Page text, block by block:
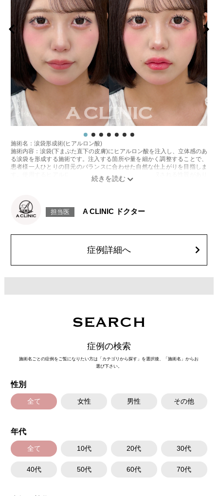
施術名：涙袋形成術(ヒアルロン酸)
施術内容：涙袋(下まぶた直下の皮膚)にヒアルロン酸を注入し、立体感のあ
る涙袋を形成する施術です。注入する箇所や量を細かく調整することで、
患者様一人ひとりの目元のバランスに合わせた自然な仕上がりを目指しま
す。使用するヒアルロン酸は、時間とともに体内に吸収される性質があり
ます。持続期間は製剤の種類や体質、代謝などにより個人差があります。
とがございます。また、稀にアレルギー、細菌感染症、血管閉塞などが生
じることがございます。注入箇所を強く刺激するようなマッサージは1〜2
レスチレン 76,800円(税込)
レスチレンリフト※横浜院限定 98,800円(税込)
ジュビダームビスタ ボルベラ XC 131,800円(税込)
オプション：表面麻酔 3,300円(税込) 笑気麻酔 3,300円(税込)
生じることがありますが、通常は一時的なもので数日〜1週間程度で軽快し
染、血管閉塞といった重篤な合併症が生じる可能性もあります。施術後1〜
2週間は、注入部位を強く押したりマッサージしたりすることはお控えくだ
費用：
レスチレン 46,100円〜76,800円(税込)
レスチレンリフト※横浜院限定 59,300円～98,800円(税込)
ジュビダームビスタボルベラXC 79,100円〜131,800円(税込)
担当医 A CLINIC ドクター
症例詳細へ
SEARCH
症例の検索
施術名ごとの症例をご覧になりたい方は「カテゴリから探す」を選択後、「施術名」からお
選び下さい。
性別
全て 女性 男性 その他
年代
全て 10代 20代 30代
40代 50代 60代 70代